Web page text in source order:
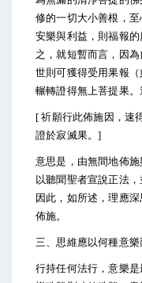
修的一切大小善根，
安樂與利益，則福報
之，就短暫而言，因
世則可獲得受用果報
輾轉證得無上菩提果。
[祈願行此佈施因，速
證於寂滅果。]
意思是，由無間地佈
以聽聞聖者宣說正法
因此，如所述，理應
佈施。
三、思維應以何種意樂
行持任何法行，意樂